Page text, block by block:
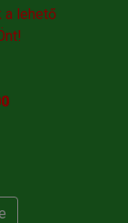
a lehető